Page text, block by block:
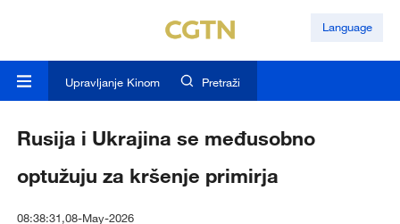
Language
Upravljanje Kinom Pretraži
Rusija i Ukrajina se međusobno
optužuju za kršenje primirja
08:38:31,08-May-2026